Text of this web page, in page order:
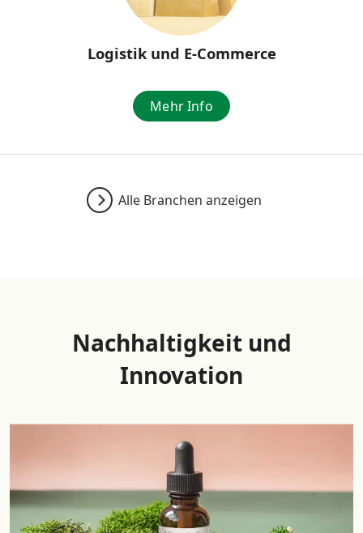
Logistik und E-Commerce
Mehr Info
Alle Branchen anzeigen
Nachhaltigkeit und
Innovation